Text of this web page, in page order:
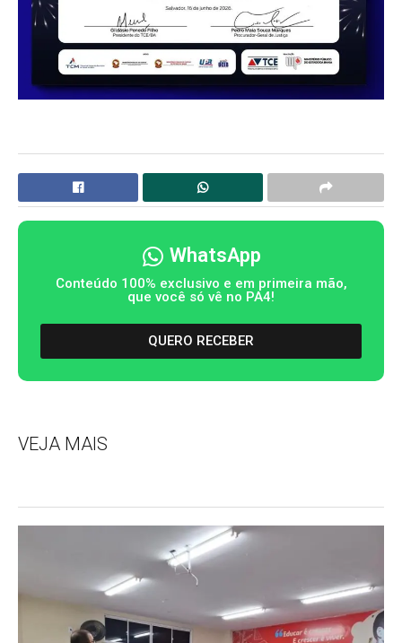
WhatsApp
Conteúdo 100% exclusivo e em primeira mão,
que você só vê no PA4!
QUERO RECEBER
VEJA MAIS